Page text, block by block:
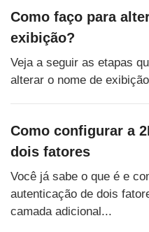
Como faço para
exibição?
Veja a seguir as etapas
alterar o nome de
Como configurar a
dois fatores
Você já sabe o que é e
autenticação de dois
camada adicional...